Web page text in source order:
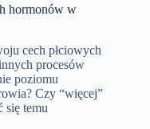
hormonów w
cech płciowych
procesów
poziomu
Czy “więcej”
się temu